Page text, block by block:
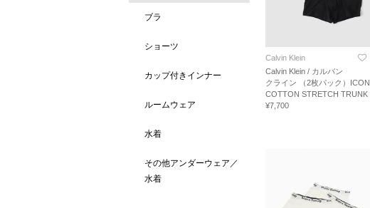
ブラ
ショーツ
カップ付きインナー
ルームウェア
水着
その他アンダーウェア／
水着
Calvin Klein
Calvin Klein / カルバン
クライン （2枚パック）ICON
COTTON STRETCH TRUNK
¥7,700